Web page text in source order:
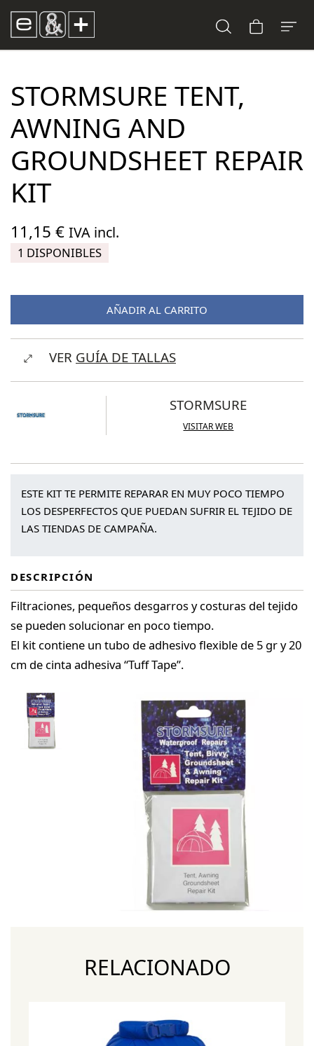
STORMSURE TENT,
AWNING AND
GROUNDSHEET REPAIR
KIT
11,15 € IVA incl.
1 DISPONIBLES
AÑADIR AL CARRITO
VER GUÍA DE TALLAS
STORMSURE
VISITAR WEB
ESTE KIT TE PERMITE REPARAR EN MUY POCO TIEMPO
LOS DESPERFECTOS QUE PUEDAN SUFRIR EL TEJIDO DE
LAS TIENDAS DE CAMPAÑA.
DESCRIPCIÓN
Filtraciones, pequeños desgarros y costuras del tejido
se pueden solucionar en poco tiempo.
El kit contiene un tubo de adhesivo flexible de 5 gr y 20
cm de cinta adhesiva “Tuff Tape”.
RELACIONADO